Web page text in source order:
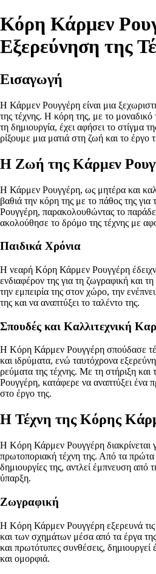
Κόρη Κάρμεν
Εξερεύνηση της
Εισαγωγή
Η Κάρμεν Ρουγγέρη είναι μια
της τέχνης. Η κόρη της, με το μοναδικό
τη δημιουργία, έχει αφήσει το στίγμα
ρίξουμε μια ματιά στη ζωή και το έργο
Η Ζωή της Κάρμεν
Η Κάρμεν Ρουγγέρη, ως μητέρα και
βαθιά την κόρη της με το πάθος της
Ρουγγέρη, παρακολουθώντας το
ακολούθησε το δρόμο της τέχνης με
Παιδικά Χρόνια
Η νεαρή Κόρη Κάρμεν Ρουγγέρη
ενδιαφέρον της για τη ζωγραφική και
την εμπειρία της στον χώρο, την
της και να αναπτύξει το ταλέντο της.
Σπουδές και Καλλιτεχνική
Η Κόρη Κάρμεν Ρουγγέρη σπούδασε
και ιδρύματα, ενώ ταυτόχρονα
ρεύματα της τέχνης. Με τη στήριξη
Ρουγγέρη, κατάφερε να αναπτύξει ένα
στο έργο της.
Η Τέχνη της Κόρης
Η Κόρη Κάρμεν Ρουγγέρη διακρίνεται
πρωτοποριακή τέχνη της. Από τα πρώτα
δημιουργίες της, αντλεί έμπνευση από
ύπαρξη.
Ζωγραφική
Η Κόρη Κάρμεν Ρουγγέρη εξερευνά
και των σχημάτων μέσα από τα έργα
και πρωτότυπες συνθέσεις,
και ομορφιά.